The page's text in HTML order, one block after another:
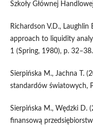
Szkoły Głównej
Richardson V.D., Laughlin
approach to liquidity
1 (Spring, 1980), p. 32–38.
Sierpińska M., Jachna T.
standardów światowych,
Sierpińska M., Wędzki D.
finansową